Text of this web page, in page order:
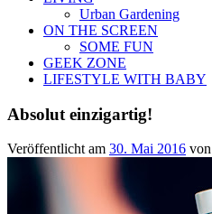
Urban Gardening
ON THE SCREEN
SOME FUN
GEEK ZONE
LIFESTYLE WITH BABY
Absolut einzigartig!
Veröffentlicht am 30. Mai 2016 von